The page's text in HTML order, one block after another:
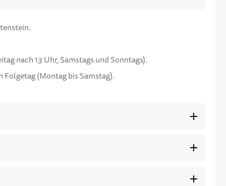
nach 13 Uhr, Samstags und Sonntags).
(Montag bis Samstag).